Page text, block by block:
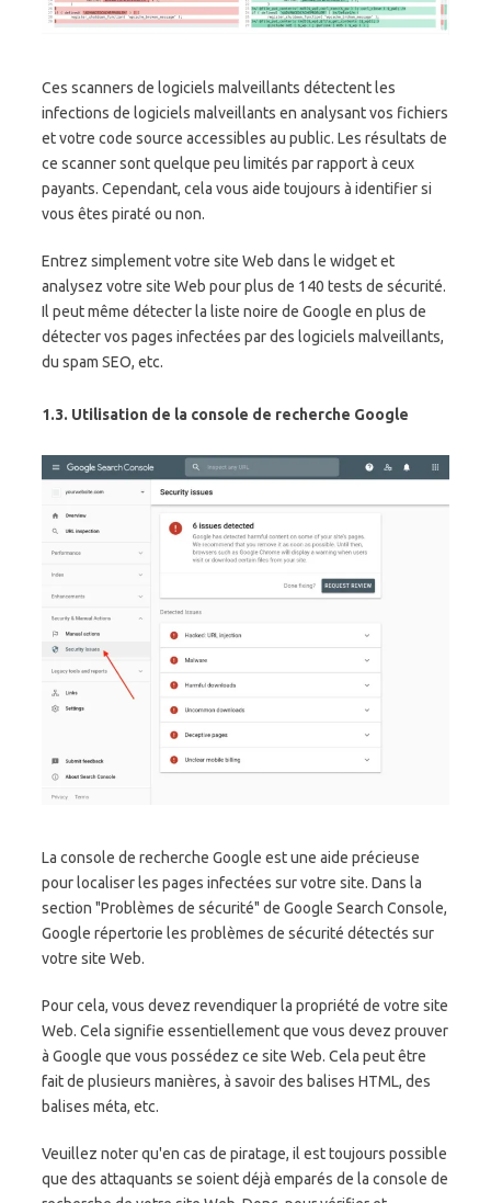
Ces scanners de logiciels malveillants détectent les
infections de logiciels malveillants en analysant vos fichiers
et votre code source accessibles au public. Les résultats de
ce scanner sont quelque peu limités par rapport à ceux
payants. Cependant, cela vous aide toujours à identifier si
vous êtes piraté ou non.
Entrez simplement votre site Web dans le widget et
analysez votre site Web pour plus de 140 tests de sécurité.
Il peut même détecter la liste noire de Google en plus de
détecter vos pages infectées par des logiciels malveillants,
du spam SEO, etc.
1.3. Utilisation de la console de recherche Google
La console de recherche Google est une aide précieuse
pour localiser les pages infectées sur votre site. Dans la
section "Problèmes de sécurité" de Google Search Console,
Google répertorie les problèmes de sécurité détectés sur
votre site Web.
Pour cela, vous devez revendiquer la propriété de votre site
Web. Cela signifie essentiellement que vous devez prouver
à Google que vous possédez ce site Web. Cela peut être
fait de plusieurs manières, à savoir des balises HTML, des
balises méta, etc.
Veuillez noter qu'en cas de piratage, il est toujours possible
que des attaquants se soient déjà emparés de la console de